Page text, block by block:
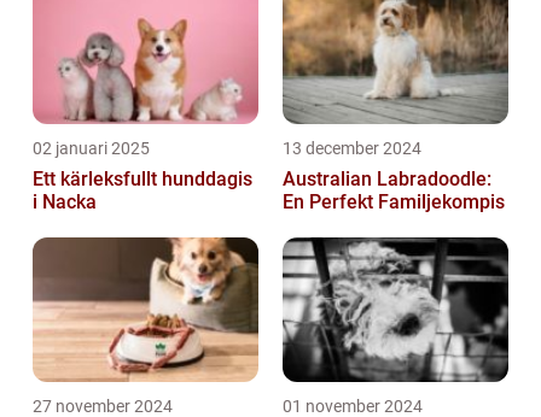
02 januari 2025
Ett kärleksfullt hunddagis
i Nacka
13 december 2024
Australian Labradoodle:
En Perfekt Familjekompis
27 november 2024 01 november 2024